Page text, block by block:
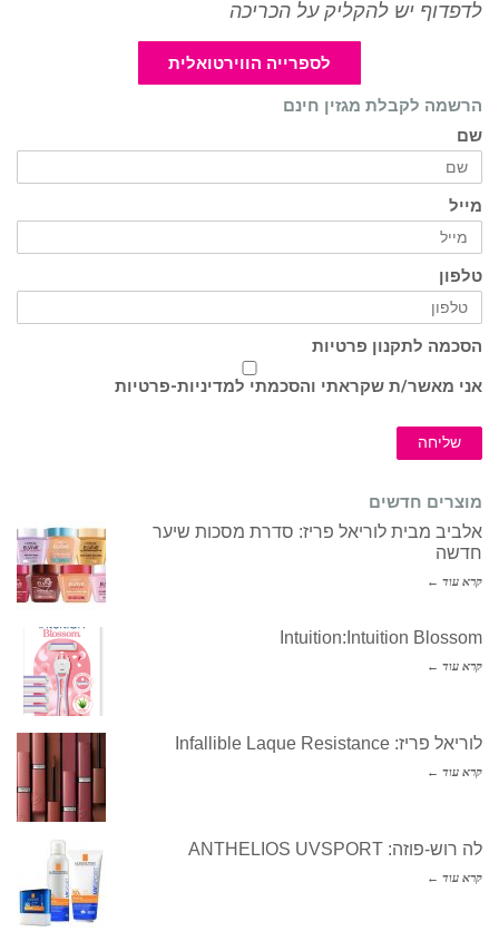
לדפדוף יש להקליק על הכריכה
לספרייה הווירטואלית
הרשמה לקבלת מגזין חינם
שם
מייל
טלפון
הסכמה לתקנון פרטיות
אני מאשר/ת שקראתי והסכמתי למדיניות-פרטיות
שליחה
מוצרים חדשים
אלביב מבית לוריאל פריז: סדרת מסכות שיער
חדשה
קרא עוד ←
Intuition:Intuition Blossom
קרא עוד ←
לוריאל פריז: Infallible Laque Resistance
קרא עוד ←
לה רוש-פוזה: ANTHELIOS UVSPORT
קרא עוד ←